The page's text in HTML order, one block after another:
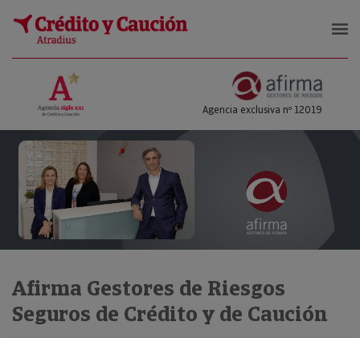
Afirma Gestores de Riesgos
Agencia exclusiva nº 12019
Afirma Gestores de Riesgos
Seguros de Crédito y de Caución